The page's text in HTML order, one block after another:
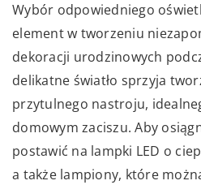
Wybór odpowiedniego
element w tworzeniu
dekoracji urodzinowych
delikatne światło sprzyja
przytulnego nastroju,
domowym zaciszu. Aby
postawić na lampki LED o
a także lampiony, które